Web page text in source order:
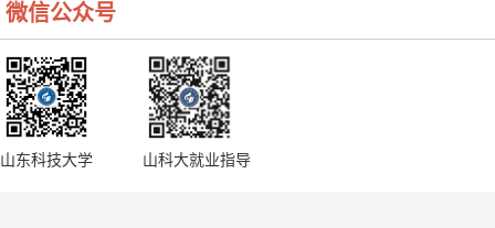
微信公众号
山东科技大学 山科大就业指导